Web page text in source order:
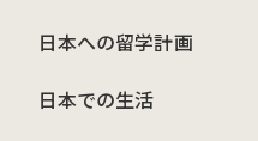
日本への留学計画
日本での生活